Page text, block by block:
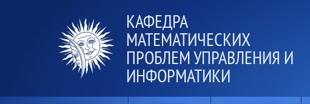
КАФЕДРА
МАТЕМАТИЧЕСКИХ
ПРОБЛЕМ УПРАВЛЕНИЯ И
ИНФОРМАТИКИ